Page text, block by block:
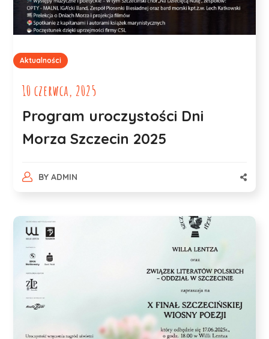
Aktualności
10 czerwca, 2025
Program uroczystości Dni
Morza Szczecin 2025
BY ADMIN